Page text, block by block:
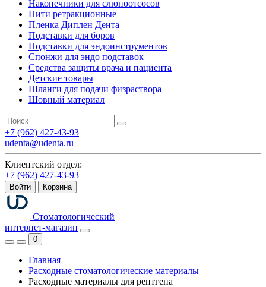
Наконечники для слюноотсосов
Нити ретракционные
Пленка Диплен Дента
Подставки для боров
Подставки для эндоинструментов
Спонжи для эндо подставок
Средства защиты врача и пациента
Детские товары
Шланги для подачи физраствора
Шовный материал
+7 (962) 427-43-93
udenta@udenta.ru
Клиентский отдел:
+7 (962) 427-43-93
Войти Корзина
Стоматологический
интернет-магазин
0
Главная
Расходные стоматологические материалы
Расходные материалы для рентгена